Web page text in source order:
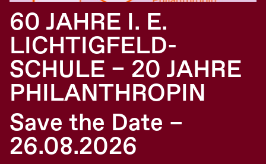
60 JAHRE I. E.
LICHTIGFELD-
SCHULE – 20 JAHRE
PHILANTHROPIN
Save the Date –
26.08.2026